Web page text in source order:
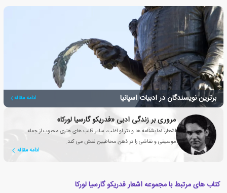
برترین نویسندگان در ادبیات اسپانیا ادامه مقاله
مروری بر زندگی ادبی «فدریکو گارسیا لورکا»
اشعار، نمایشنامه ها و نثر او اغلب، سایر قالب های هنری محبوب از جمله
موسیقی و نقاشی را در ذهن مخاطبین نقش می کند.
ادامه مقاله
کتاب های مرتبط با مجموعه اشعار فدریکو گارسیا لورکا